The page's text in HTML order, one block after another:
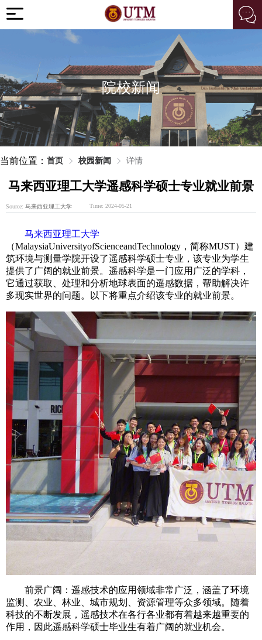
院校新闻
当前位置： 首页 校园新闻 详情
马来西亚理工大学遥感科学硕士专业就业前景
Source: 马来西亚理工大学 Time: 2024-05-21
马来西亚理工大学
（MalaysiaUniversityofScienceandTechnology，简称MUST）建
筑环境与测量学院开设了遥感科学硕士专业，该专业为学生
提供了广阔的就业前景。遥感科学是一门应用广泛的学科，
它通过获取、处理和分析地球表面的遥感数据，帮助解决许
多现实世界的问题。以下将重点介绍该专业的就业前景。
前景广阔：遥感技术的应用领域非常广泛，涵盖了环境
监测、农业、林业、城市规划、资源管理等众多领域。随着
科技的不断发展，遥感技术在各行各业都有着越来越重要的
作用，因此遥感科学硕士毕业生有着广阔的就业机会。